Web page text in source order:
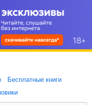
Бесплатные книги